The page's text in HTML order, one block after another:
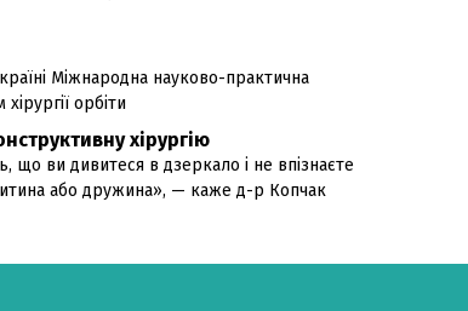
Міжнародна науково-практична
орбіти
хірургію
що ви дивитеся в дзеркало і не впізнаєте
або дружина», — каже д-р Копчак